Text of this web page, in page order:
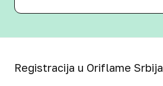
Registracija u Oriflame Srbija